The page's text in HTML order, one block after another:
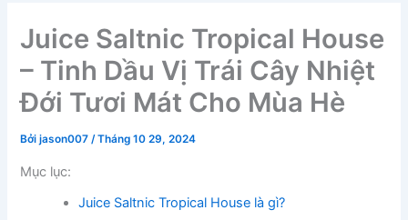
Juice Saltnic Tropical House
– Tinh Dầu Vị Trái Cây Nhiệt
Đới Tươi Mát Cho Mùa Hè
Bởijason007/Tháng 10 29, 2024
Mục lục:
Juice Saltnic Tropical House là gì?